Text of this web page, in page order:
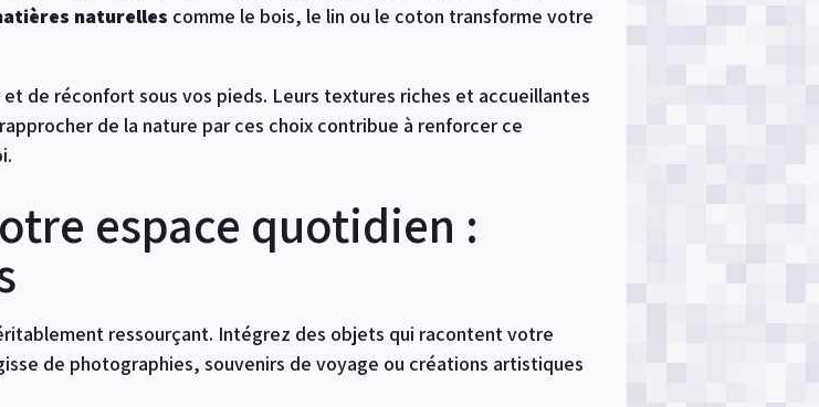
naturelles comme le bois, le lin ou le coton transforme votre
de réconfort sous vos pieds. Leurs textures riches et accueillantes
de la nature par ces choix contribue à renforcer ce
espace quotidien :
ressourçant. Intégrez des objets qui racontent votre
de photographies, souvenirs de voyage ou créations artistiques